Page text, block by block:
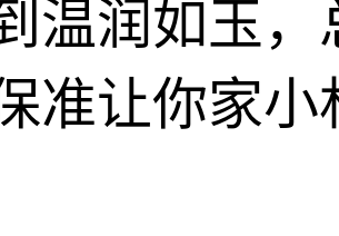
温润如玉
准让你家